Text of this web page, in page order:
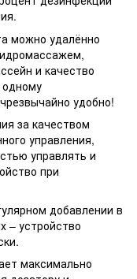
можно удалённо
и качество
удобно!
за качеством
управления,
управлять и
при
добавлении в
– устройство
максимально